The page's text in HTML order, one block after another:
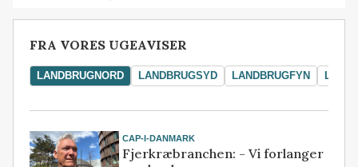
FRA VORES UGEAVISER
LANDBRUGNORD LANDBRUGSYD LANDBRUGFYN
CAP-I-DANMARK
Fjerkræbranchen: - Vi forlanger